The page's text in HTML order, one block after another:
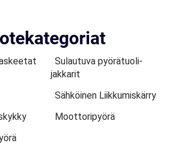
Sulautuva pyörätuoli-
jakkarit
Sähköinen Liikkumiskärry
Moottoripyörä